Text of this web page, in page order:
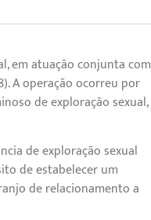
em atuação conjunta com
A operação ocorreu por
de exploração sexual,
de exploração sexual
de estabelecer um
de relacionamento a